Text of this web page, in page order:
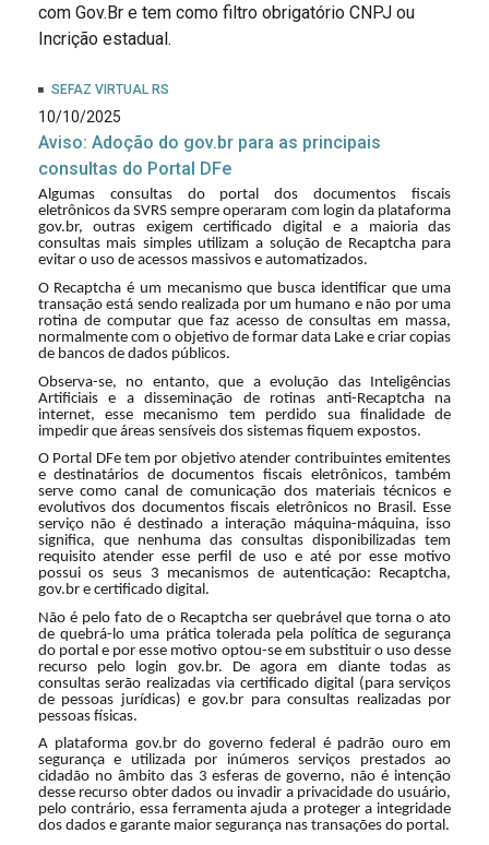
com Gov.Br e tem como filtro obrigatório CNPJ ou
Incrição estadual.
SEFAZ VIRTUAL RS
10/10/2025
Aviso: Adoção do gov.br para as principais
consultas do Portal DFe
Algumas consultas do portal dos documentos fiscais
eletrônicos da SVRS sempre operaram com login da plataforma
gov.br, outras exigem certificado digital e a maioria das
consultas mais simples utilizam a solução de Recaptcha para
evitar o uso de acessos massivos e automatizados.
O Recaptcha é um mecanismo que busca identificar que uma
transação está sendo realizada por um humano e não por uma
rotina de computar que faz acesso de consultas em massa,
normalmente com o objetivo de formar data Lake e criar copias
de bancos de dados públicos.
Observa-se, no entanto, que a evolução das Inteligências
Artificiais e a disseminação de rotinas anti-Recaptcha na
internet, esse mecanismo tem perdido sua finalidade de
impedir que áreas sensíveis dos sistemas fiquem expostos.
O Portal DFe tem por objetivo atender contribuintes emitentes
e destinatários de documentos fiscais eletrônicos, também
serve como canal de comunicação dos materiais técnicos e
evolutivos dos documentos fiscais eletrônicos no Brasil. Esse
serviço não é destinado a interação máquina-máquina, isso
significa, que nenhuma das consultas disponibilizadas tem
requisito atender esse perfil de uso e até por esse motivo
possui os seus 3 mecanismos de autenticação: Recaptcha,
gov.br e certificado digital.
Não é pelo fato de o Recaptcha ser quebrável que torna o ato
de quebrá-lo uma prática tolerada pela política de segurança
do portal e por esse motivo optou-se em substituir o uso desse
recurso pelo login gov.br. De agora em diante todas as
consultas serão realizadas via certificado digital (para serviços
de pessoas jurídicas) e gov.br para consultas realizadas por
pessoas físicas.
A plataforma gov.br do governo federal é padrão ouro em
segurança e utilizada por inúmeros serviços prestados ao
cidadão no âmbito das 3 esferas de governo, não é intenção
desse recurso obter dados ou invadir a privacidade do usuário,
pelo contrário, essa ferramenta ajuda a proteger a integridade
dos dados e garante maior segurança nas transações do portal.